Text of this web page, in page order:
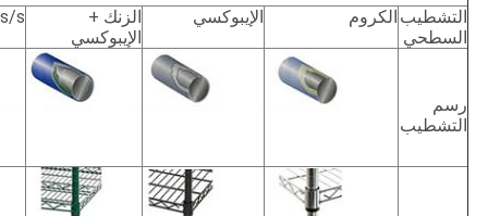
التشطيب
السطحي
الكروم الإيبوكسي
الزنك +
الإيبوكسي
s
رسم
التشطيب